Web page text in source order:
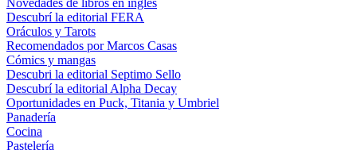
Novedades de libros en inglés
Descubrí la editorial FERA
Oráculos y Tarots
Recomendados por Marcos Casas
Cómics y mangas
Descubri la editorial Septimo Sello
Descubrí la editorial Alpha Decay
Oportunidades en Puck, Titania y Umbriel
Panadería
Cocina
Pastelería